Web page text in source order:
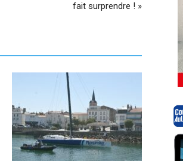
fait surprendre ! »